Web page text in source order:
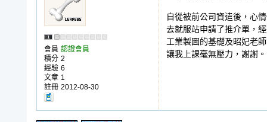
會員 認證會員
積分 2
經驗 6
文章 1
註冊 2012-08-30
自從被前公司資遣後，心
去就服站申請了推介單，
工業製圖的基礎及昭妃老
讓我上課毫無壓力，謝謝。